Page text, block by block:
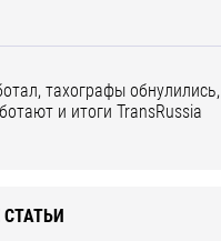
тахографы обнулились,
и итоги TransRussia